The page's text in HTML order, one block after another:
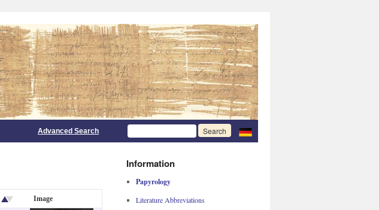
Advanced Search
Image
Information
Papyrology
Literature Abbreviations